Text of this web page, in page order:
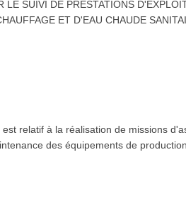
LE SUIVI DE PRESTATIONS
ET D'EAU CHAUDE
relatif à la réalisation de missions
des équipements de